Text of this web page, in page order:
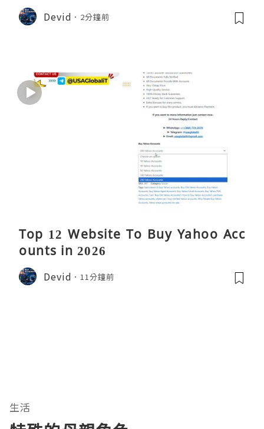
Devid 2分鐘前
Top 12 Website To Buy Yahoo Acc
ounts in 2026
Devid 11分鐘前
生活